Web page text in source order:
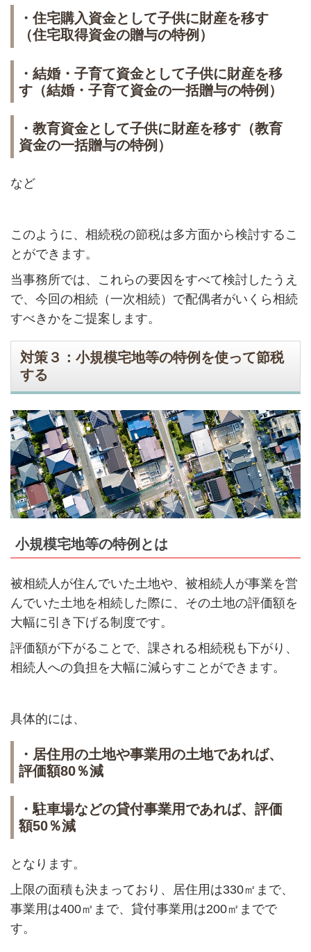
・住宅購入資金として子供に財産を移す
（住宅取得資金の贈与の特例）
・結婚・子育て資金として子供に財産を移
す（結婚・子育て資金の一括贈与の特例）
・教育資金として子供に財産を移す（教育
資金の一括贈与の特例）
など
このように、相続税の節税は多方面から検討するこ
とができます。
当事務所では、これらの要因をすべて検討したうえ
で、今回の相続（一次相続）で配偶者がいくら相続
すべきかをご提案します。
対策３：小規模宅地等の特例を使って節税
する
小規模宅地等の特例とは
被相続人が住んでいた土地や、被相続人が事業を営
んでいた土地を相続した際に、その土地の評価額を
大幅に引き下げる制度です。
評価額が下がることで、課される相続税も下がり、
相続人への負担を大幅に減らすことができます。
具体的には、
・居住用の土地や事業用の土地であれば、
評価額80％減
・駐車場などの貸付事業用であれば、評価
額50％減
となります。
上限の面積も決まっており、居住用は330㎡まで、
事業用は400㎡まで、貸付事業用は200㎡までで
す。